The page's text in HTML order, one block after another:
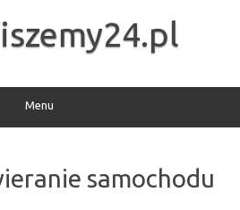
Menu
samochodu